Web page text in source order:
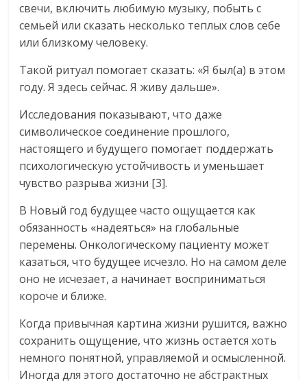
свечи, включить любимую музыку, побыть с
семьей или сказать несколько теплых слов себе
или близкому человеку.
Такой ритуал помогает сказать: «Я был(а) в этом
году. Я здесь сейчас. Я живу дальше».
Исследования показывают, что даже
символическое соединение прошлого,
настоящего и будущего помогает поддержать
психологическую устойчивость и уменьшает
чувство разрыва жизни [3].
В Новый год будущее часто ощущается как
обязанность «надеяться» на глобальные
перемены. Онкологическому пациенту может
казаться, что будущее исчезло. Но на самом деле
оно не исчезает, а начинает восприниматься
короче и ближе.
Когда привычная картина жизни рушится, важно
сохранить ощущение, что жизнь остается хоть
немного понятной, управляемой и осмысленной.
Иногда для этого достаточно не абстрактных